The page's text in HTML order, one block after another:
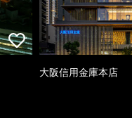
大阪信用金庫本店